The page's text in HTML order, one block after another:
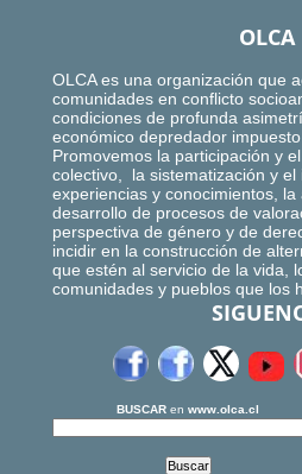
OLCA
OLCA es una organización que
comunidades en conflicto
condiciones de profunda
económico depredador
Promovemos la participación y
colectivo, la sistematización y el
experiencias y conocimientos, la
desarrollo de procesos de
perspectiva de género y de
incidir en la construcción de
que estén al servicio de la vida,
comunidades y pueblos que los
BUSCAR en www.olca.cl